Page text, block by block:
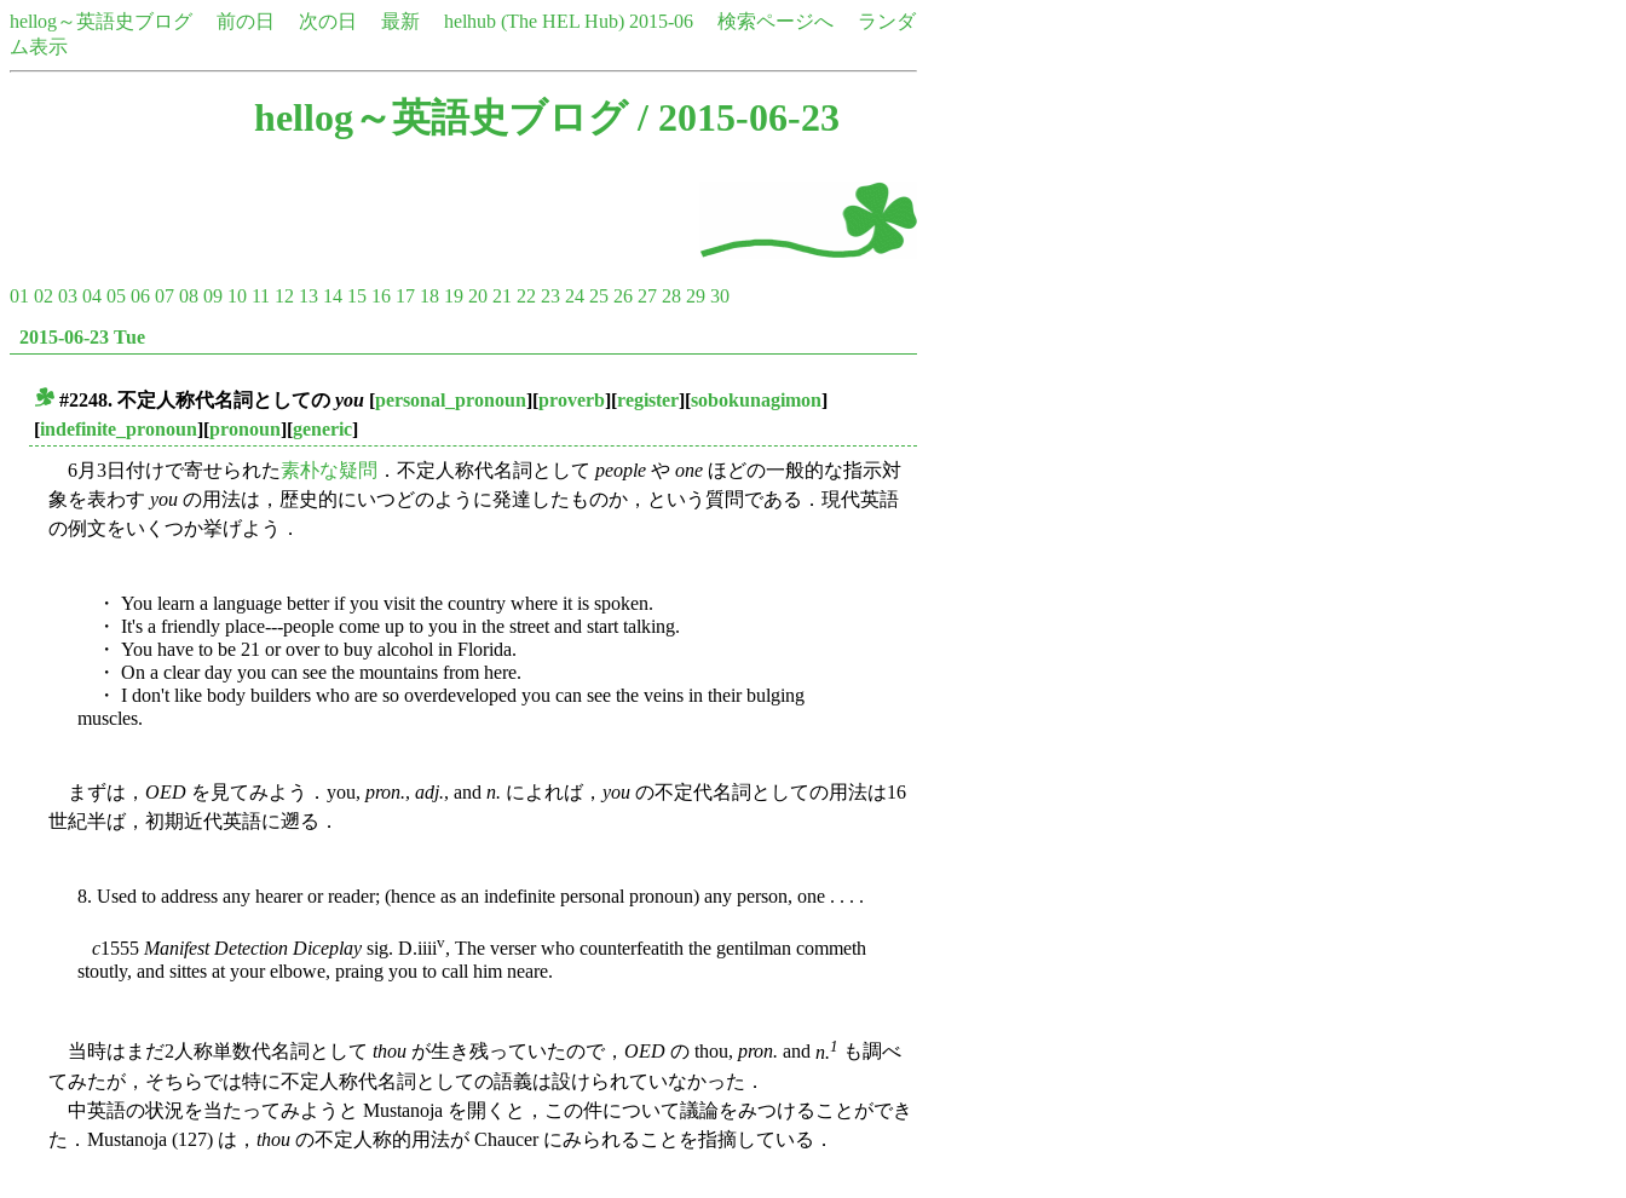
hellog～英語史ブログ 前の日 次の日 最新 helhub (The HEL Hub) 2015-06 検索ページへ
ランダ
ム表示
hellog～英語史ブログ/ 2015-06-23
01 02 03 04 05 06 07 08 09 10 11 12 13 14 15 16 17 18 19 20 21 22 23 24 25 26 27 28 29 30
2015-06-23 Tue
#2248. 不定人称代名詞としての you [personal_pronoun][proverb][register][sobokunagimon]
[indefinite_pronoun][pronoun][generic]
6月3日付けで寄せられた素朴な疑問 ．不定人称代名詞として people や one ほどの一般的な指示対
象を表わす you の用法は，歴史的にいつどのように発達したものか，という質問である．現代英語
の例文をいくつか挙げよう．
・ You learn a language better if you visit the country where it is spoken.
・ It's a friendly place---people come up to you in the street and start talking.
・ You have to be 21 or over to buy alcohol in Florida.
・ On a clear day you can see the mountains from here.
・ I don't like body builders who are so overdeveloped you can see the veins in their bulging
muscles.
まずは， OED を見てみよう．you, pron., adj., and n. によれば， you の不定代名詞としての用法は16
世紀半ば，初期近代英語に遡る．
8. Used to address any hearer or reader; (hence as an indefinite personal pronoun) any person, one . . . .
c1555 Manifest Detection Diceplay sig. D.iiiiv, The verser who counterfeatith the gentilman commeth
stoutly, and sittes at your elbowe, praing you to call him neare.
当時はまだ2人称単数代名詞として thou が生き残っていたので， OED の thou, pron. and n.1 も調べ
てみたが，そちらでは特に不定人称代名詞としての語義は設けられていなかった．
中英語の状況を当たってみようと Mustanoja を開くと，この件について議論をみつけることができ
た．Mustanoja (127) は， thou の不定人称的用法が Chaucer にみられることを指摘している．